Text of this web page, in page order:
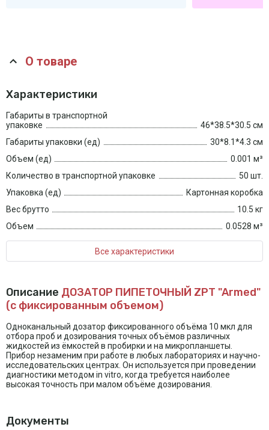
О товаре
Характеристики
Габариты в транспортной
упаковке
46*38.5*30.5 см
Габариты упаковки (ед)
30*8.1*4.3 см
Объем (ед)
0.001 м³
Количество в транспортной упаковке
50 шт.
Упаковка (ед)
Картонная коробка
Вес брутто
10.5 кг
Объем
0.0528 м³
Все характеристики
Описание ДОЗАТОР ПИПЕТОЧНЫЙ ZPT "Armed"
(с фиксированным объемом)
Одноканальный дозатор фиксированного объёма 10 мкл для
отбора проб и дозирования точных объёмов различных
жидкостей из ёмкостей в пробирки и на микропланшеты.
Прибор незаменим при работе в любых лабораториях и научно-
исследовательских центрах. Он используется при проведении
диагностики методом in vitro, когда требуется наиболее
высокая точность при малом объёме дозирования.
Документы